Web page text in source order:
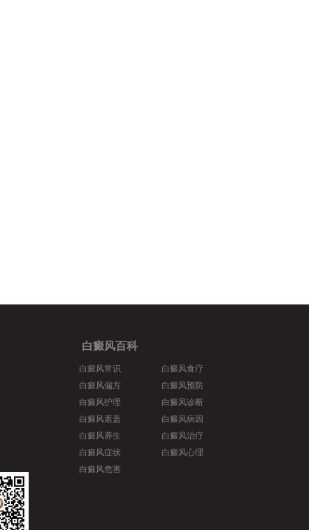
白癜风百科
白癜风常识
白癜风偏方
白癜风护理
白癜风遮盖
白癜风养生
白癜风症状
白癜风危害
白癜风食疗
白癜风预防
白癜风诊断
白癜风病因
白癜风治疗
白癜风心理